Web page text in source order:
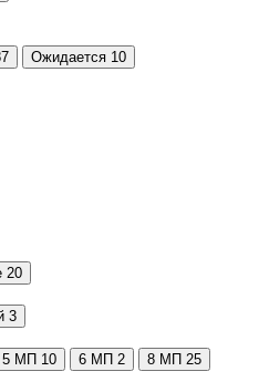
Ожидается 10
20
3
5 МП 10 6 МП 2 8 МП 25